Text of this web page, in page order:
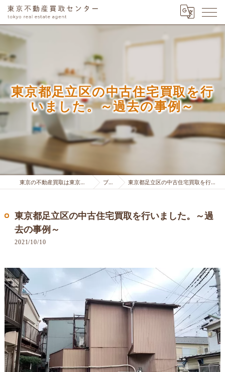
東京都足立区の中古住宅買取を行
いました。～過去の事例～
東京の不動産買取は東京不動産買取センター ブログ 東京都足立区の中古住宅買取を行いました。～過去の事例～
東京都足立区の中古住宅買取を行いました。～過
去の事例～
2021/10/10